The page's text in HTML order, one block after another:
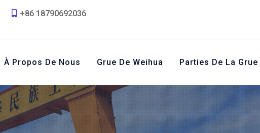
+86 18790692036
À Propos De Nous Grue De Weihua Parties De La Grue